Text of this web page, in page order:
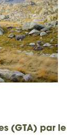
(GTA) par le